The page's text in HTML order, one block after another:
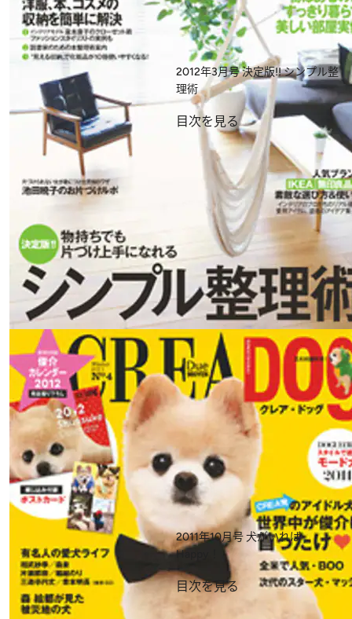
2012年3月号決定版!! シンプル整
理術
目次を見る
2011年10月号犬がいれば
Happy！
目次を見る